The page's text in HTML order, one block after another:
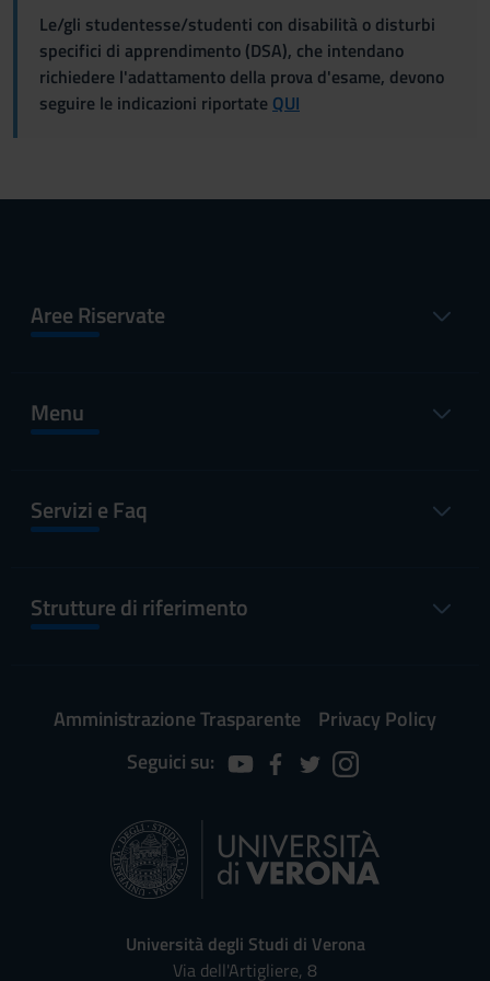
Le/gli studentesse/studenti con disabilità o disturbi
specifici di apprendimento (DSA), che intendano
richiedere l'adattamento della prova d'esame, devono
seguire le indicazioni riportate QUI
Aree Riservate
Menu
Servizi e Faq
Strutture di riferimento
Amministrazione Trasparente
Privacy Policy
Seguici su:
Università degli Studi di Verona
Via dell'Artigliere, 8